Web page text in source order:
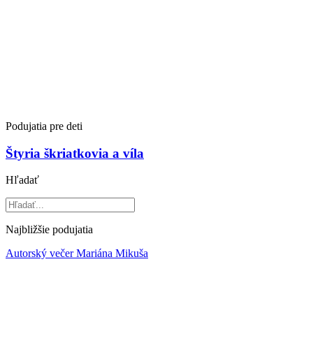
Podujatia pre deti
Štyria škriatkovia a víla
Hľadať
Najbližšie podujatia
Autorský večer Mariána Mikuša